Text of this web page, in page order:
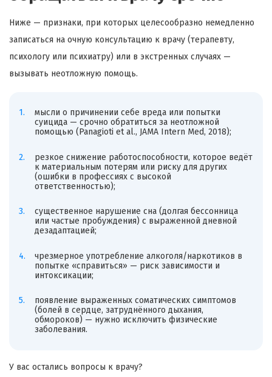
Ниже — признаки, при которых целесообразно немедленно
записаться на очную консультацию к врачу (терапевту,
психологу или психиатру) или в экстренных случаях —
вызывать неотложную помощь.
мысли о причинении себе вреда или попытки
суицида — срочно обратиться за неотложной
помощью (Panagioti et al., JAMA Intern Med, 2018);
резкое снижение работоспособности, которое ведёт
к материальным потерям или риску для других
(ошибки в профессиях с высокой
ответственностью);
существенное нарушение сна (долгая бессонница
или частые пробуждения) с выраженной дневной
дезадаптацией;
чрезмерное употребление алкоголя/наркотиков в
попытке «справиться» — риск зависимости и
интоксикации;
появление выраженных соматических симптомов
(болей в сердце, затруднённого дыхания,
обмороков) — нужно исключить физические
заболевания.
У вас остались вопросы к врачу?